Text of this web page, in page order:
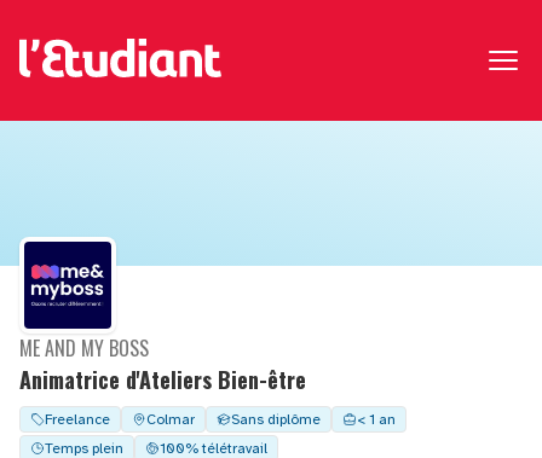
Animatrice d'Ateliers Bien-être
ME AND MY BOSS
Freelance Colmar Sans diplôme
< 1 an
Temps plein
100% télétravail